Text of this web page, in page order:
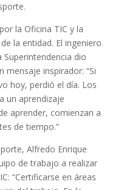
la Oficina TIC y la
la entidad. El ingeniero
Superintendencia dio
mensaje inspirador: “Si
hoy, perdió el día. Los
un aprendizaje
aprender, comienzan a
de tiempo.”
Alfredo Enrique
de trabajo a realizar
“Certificarse en áreas